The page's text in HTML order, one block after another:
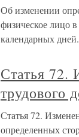
Об изменении
физическое лицо
календарных
Статья 72.
трудового
Статья 72.
определенных